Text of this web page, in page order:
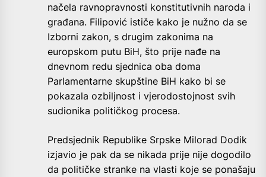
načela ravnopravnosti konstitutivnih naroda i
građana. Filipović ističe kako je nužno da se
Izborni zakon, s drugim zakonima na
europskom putu BiH, što prije nađe na
dnevnom redu sjednica oba doma
Parlamentarne skupštine BiH kako bi se
pokazala ozbiljnost i vjerodostojnost svih
sudionika političkog procesa.
Predsjednik Republike Srpske Milorad Dodik
izjavio je pak da se nikada prije nije dogodilo
da političke stranke na vlasti koje se ponašaju